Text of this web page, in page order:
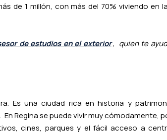
de 1 millón, con más del 70% viviendo en
de estudios en el exterior, quien te
Es una ciudad rica en historia y
Regina se puede vivir muy cómodamente,
cines, parques y el fácil acceso a